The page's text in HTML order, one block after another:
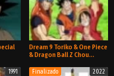
Ova Ova
Dream 9 Toriko & One Piece
& Dragon Ball Z Chou
1991 Finalizado 2022